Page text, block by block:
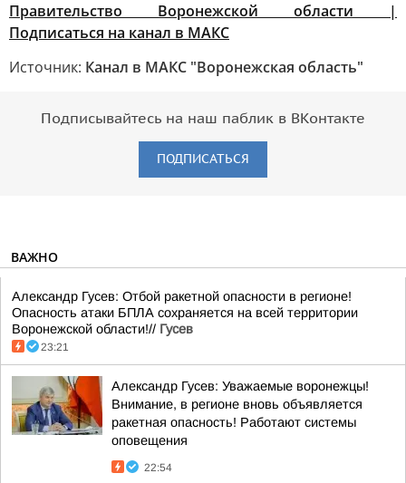
Правительство Воронежской области |
Подписаться на канал в МАКС
Источник: Канал в МАКС "Воронежская область"
Подписывайтесь на наш паблик в ВКонтакте
ПОДПИСАТЬСЯ
ВАЖНО
Александр Гусев: Отбой ракетной опасности в регионе!
Опасность атаки БПЛА сохраняется на всей территории
Воронежской области!// Гусев
23:21
Александр Гусев: Уважаемые воронежцы!
Внимание, в регионе вновь объявляется
ракетная опасность! Работают системы
оповещения
22:54